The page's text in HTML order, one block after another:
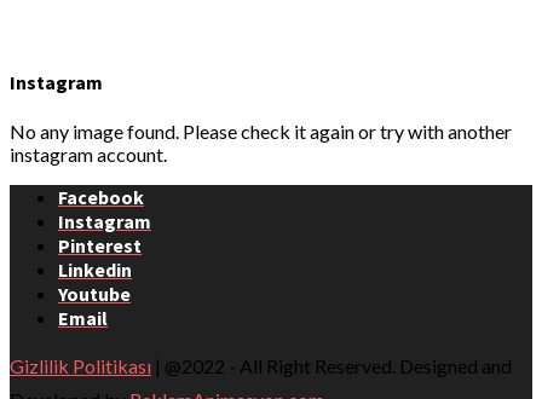
Instagram
No any image found. Please check it again or try with another
instagram account.
Facebook
Instagram
Pinterest
Linkedin
Youtube
Email
Gizlilik Politikası | @2022 - All Right Reserved. Designed and